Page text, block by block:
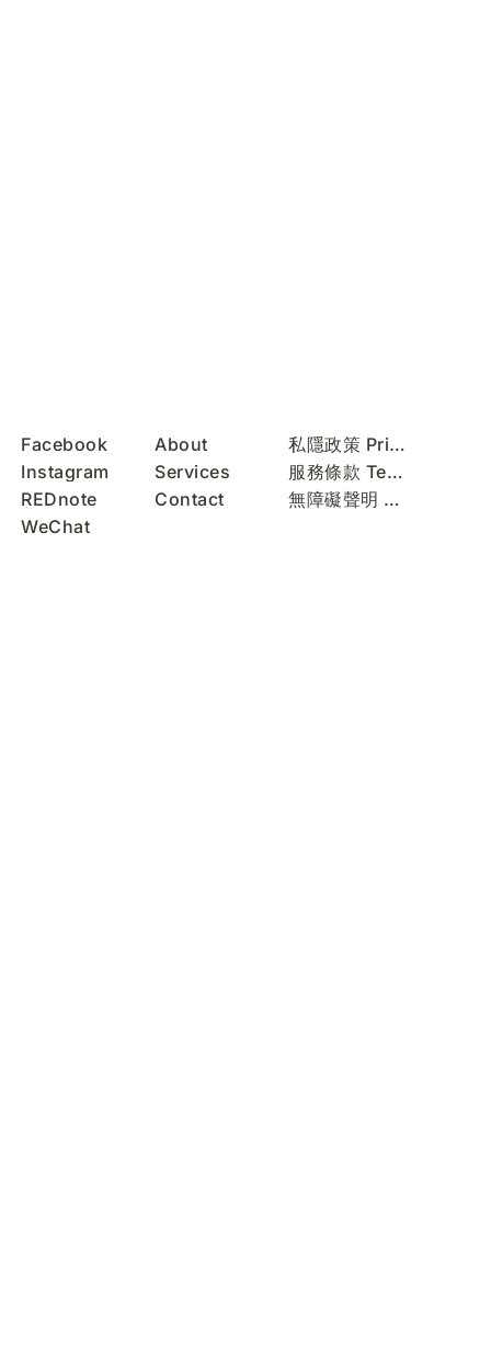
Facebook
Instagram
REDnote
WeChat
About
Services
Contact
私隱政策 Privacy Policy
服務條款 Terms of Use
無障礙聲明 Accessibility Statement